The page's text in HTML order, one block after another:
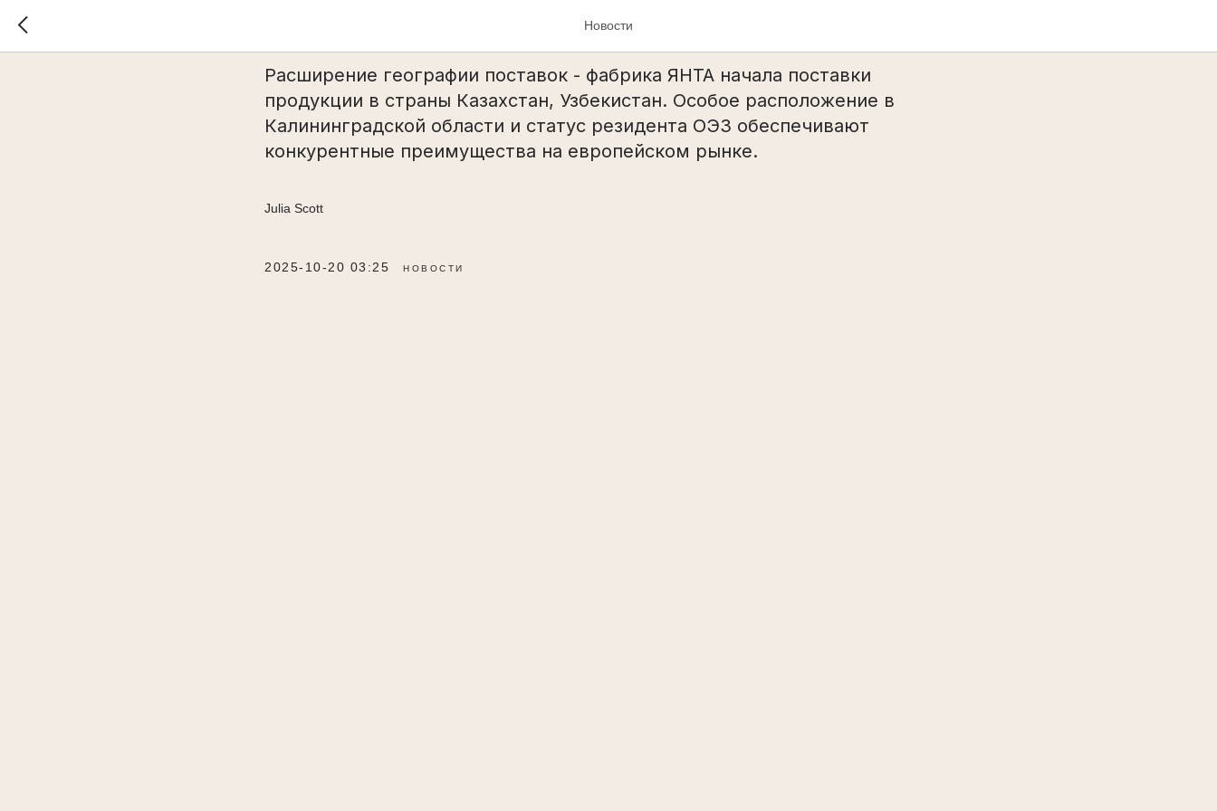
Новости
Расширение географии поставок
Расширение географии поставок - фабрика ЯНТА начала поставки
продукции в страны Казахстан, Узбекистан. Особое расположение в
Калининградской области и статус резидента ОЭЗ обеспечивают
конкурентные преимущества на европейском рынке.
Julia Scott
2025-10-20 03:25 НОВОСТИ